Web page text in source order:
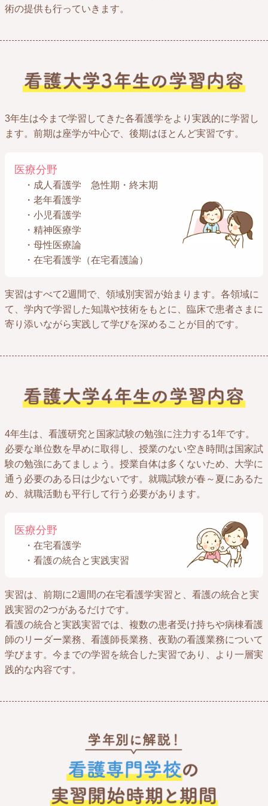
術の提供も行っていきます。
3年生は今まで学習してきた各看護学をより実践的に学習し
ます。前期は座学が中心で、後期はほとんど実習です。
医療分野
・成人看護学 急性期・終末期
・老年看護学
・小児看護学
・精神医療学
・母性医療論
・在宅看護学（在宅看護論）
実習はすべて2週間で、領域別実習が始まります。各領域に
て、学内で学習した知識や技術をもとに、臨床で患者さまに
寄り添いながら実践して学びを深めることが目的です。
4年生は、看護研究と国家試験の勉強に注力する1年です。
必要な単位数を早めに取得し、授業のない空き時間は国家試
験の勉強にあてましょう。授業自体は多くないため、大学に
通う必要のある日は少ないです。就職試験が春～夏にあるた
め、就職活動も平行して行う必要があります。
医療分野
・在宅看護学
・看護の統合と実践実習
実習は、前期に2週間の在宅看護学実習と、看護の統合と実
践実習の2つがあるだけです。
看護の統合と実践実習では、複数の患者受け持ちや病棟看護
師のリーダー業務、看護師長業務、夜勤の看護業務について
学びます。今までの学習を統合した実習であり、より一層実
践的な内容です。